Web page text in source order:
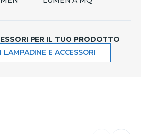
PER IL TUO PRODOTTO
LAMPADINE E ACCESSORI